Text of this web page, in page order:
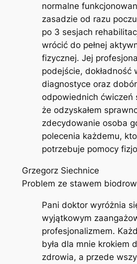
normalne
zasadzie od razu
po 3 sesjach
wrócić do pełnej
fizycznej. Jej
podejście, dokładność
diagnostyce oraz dobór
odpowiednich ćwiczeń
że odzyskałem
zdecydowanie osoba
polecenia każdemu, kto
potrzebuje pomocy
Grzegorz Siechnice
Problem ze stawem
Pani doktor wyróżnia
wyjątkowym
profesjonalizmem.
była dla mnie krokiem
zdrowia, a przede